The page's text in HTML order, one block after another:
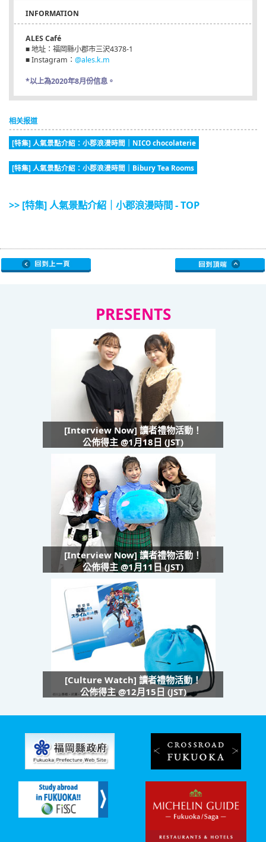
INFORMATION
ALES Café
■ 地址：福岡縣小郡市三沢4378-1
■ Instagram： @ales.k.m
*以上為2020年8月份信息。
相关报道
[特集] 人氣景點介紹：小郡浪漫時間｜NICO chocolaterie
[特集] 人氣景點介紹：小郡浪漫時間｜Bibury Tea Rooms
>> [特集] 人氣景點介紹｜小郡浪漫時間 - TOP
PRESENTS
[Interview Now] 讀者禮物活動！
公佈得主 @1月18日 (JST)
[Interview Now] 讀者禮物活動！
公佈得主 @1月11日 (JST)
[Culture Watch] 讀者禮物活動！
公佈得主 @12月15日 (JST)